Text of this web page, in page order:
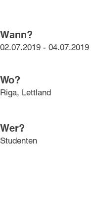
Wann?
02.07.2019 - 04.07.2019
Wo?
Riga, Lettland
Wer?
Studenten